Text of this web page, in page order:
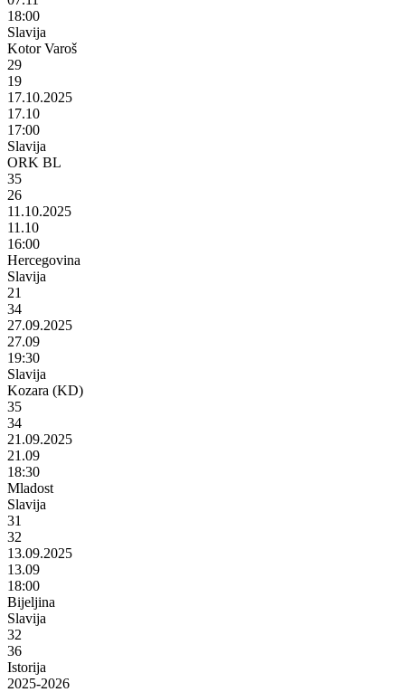
18:00
Slavija
Kotor Varoš
29
19
17.10.2025
17.10
17:00
Slavija
ORK BL
35
26
11.10.2025
11.10
16:00
Hercegovina
Slavija
21
34
27.09.2025
27.09
19:30
Slavija
Kozara (KD)
35
34
21.09.2025
21.09
18:30
Mladost
Slavija
31
32
13.09.2025
13.09
18:00
Bijeljina
Slavija
32
36
Istorija
2025-2026